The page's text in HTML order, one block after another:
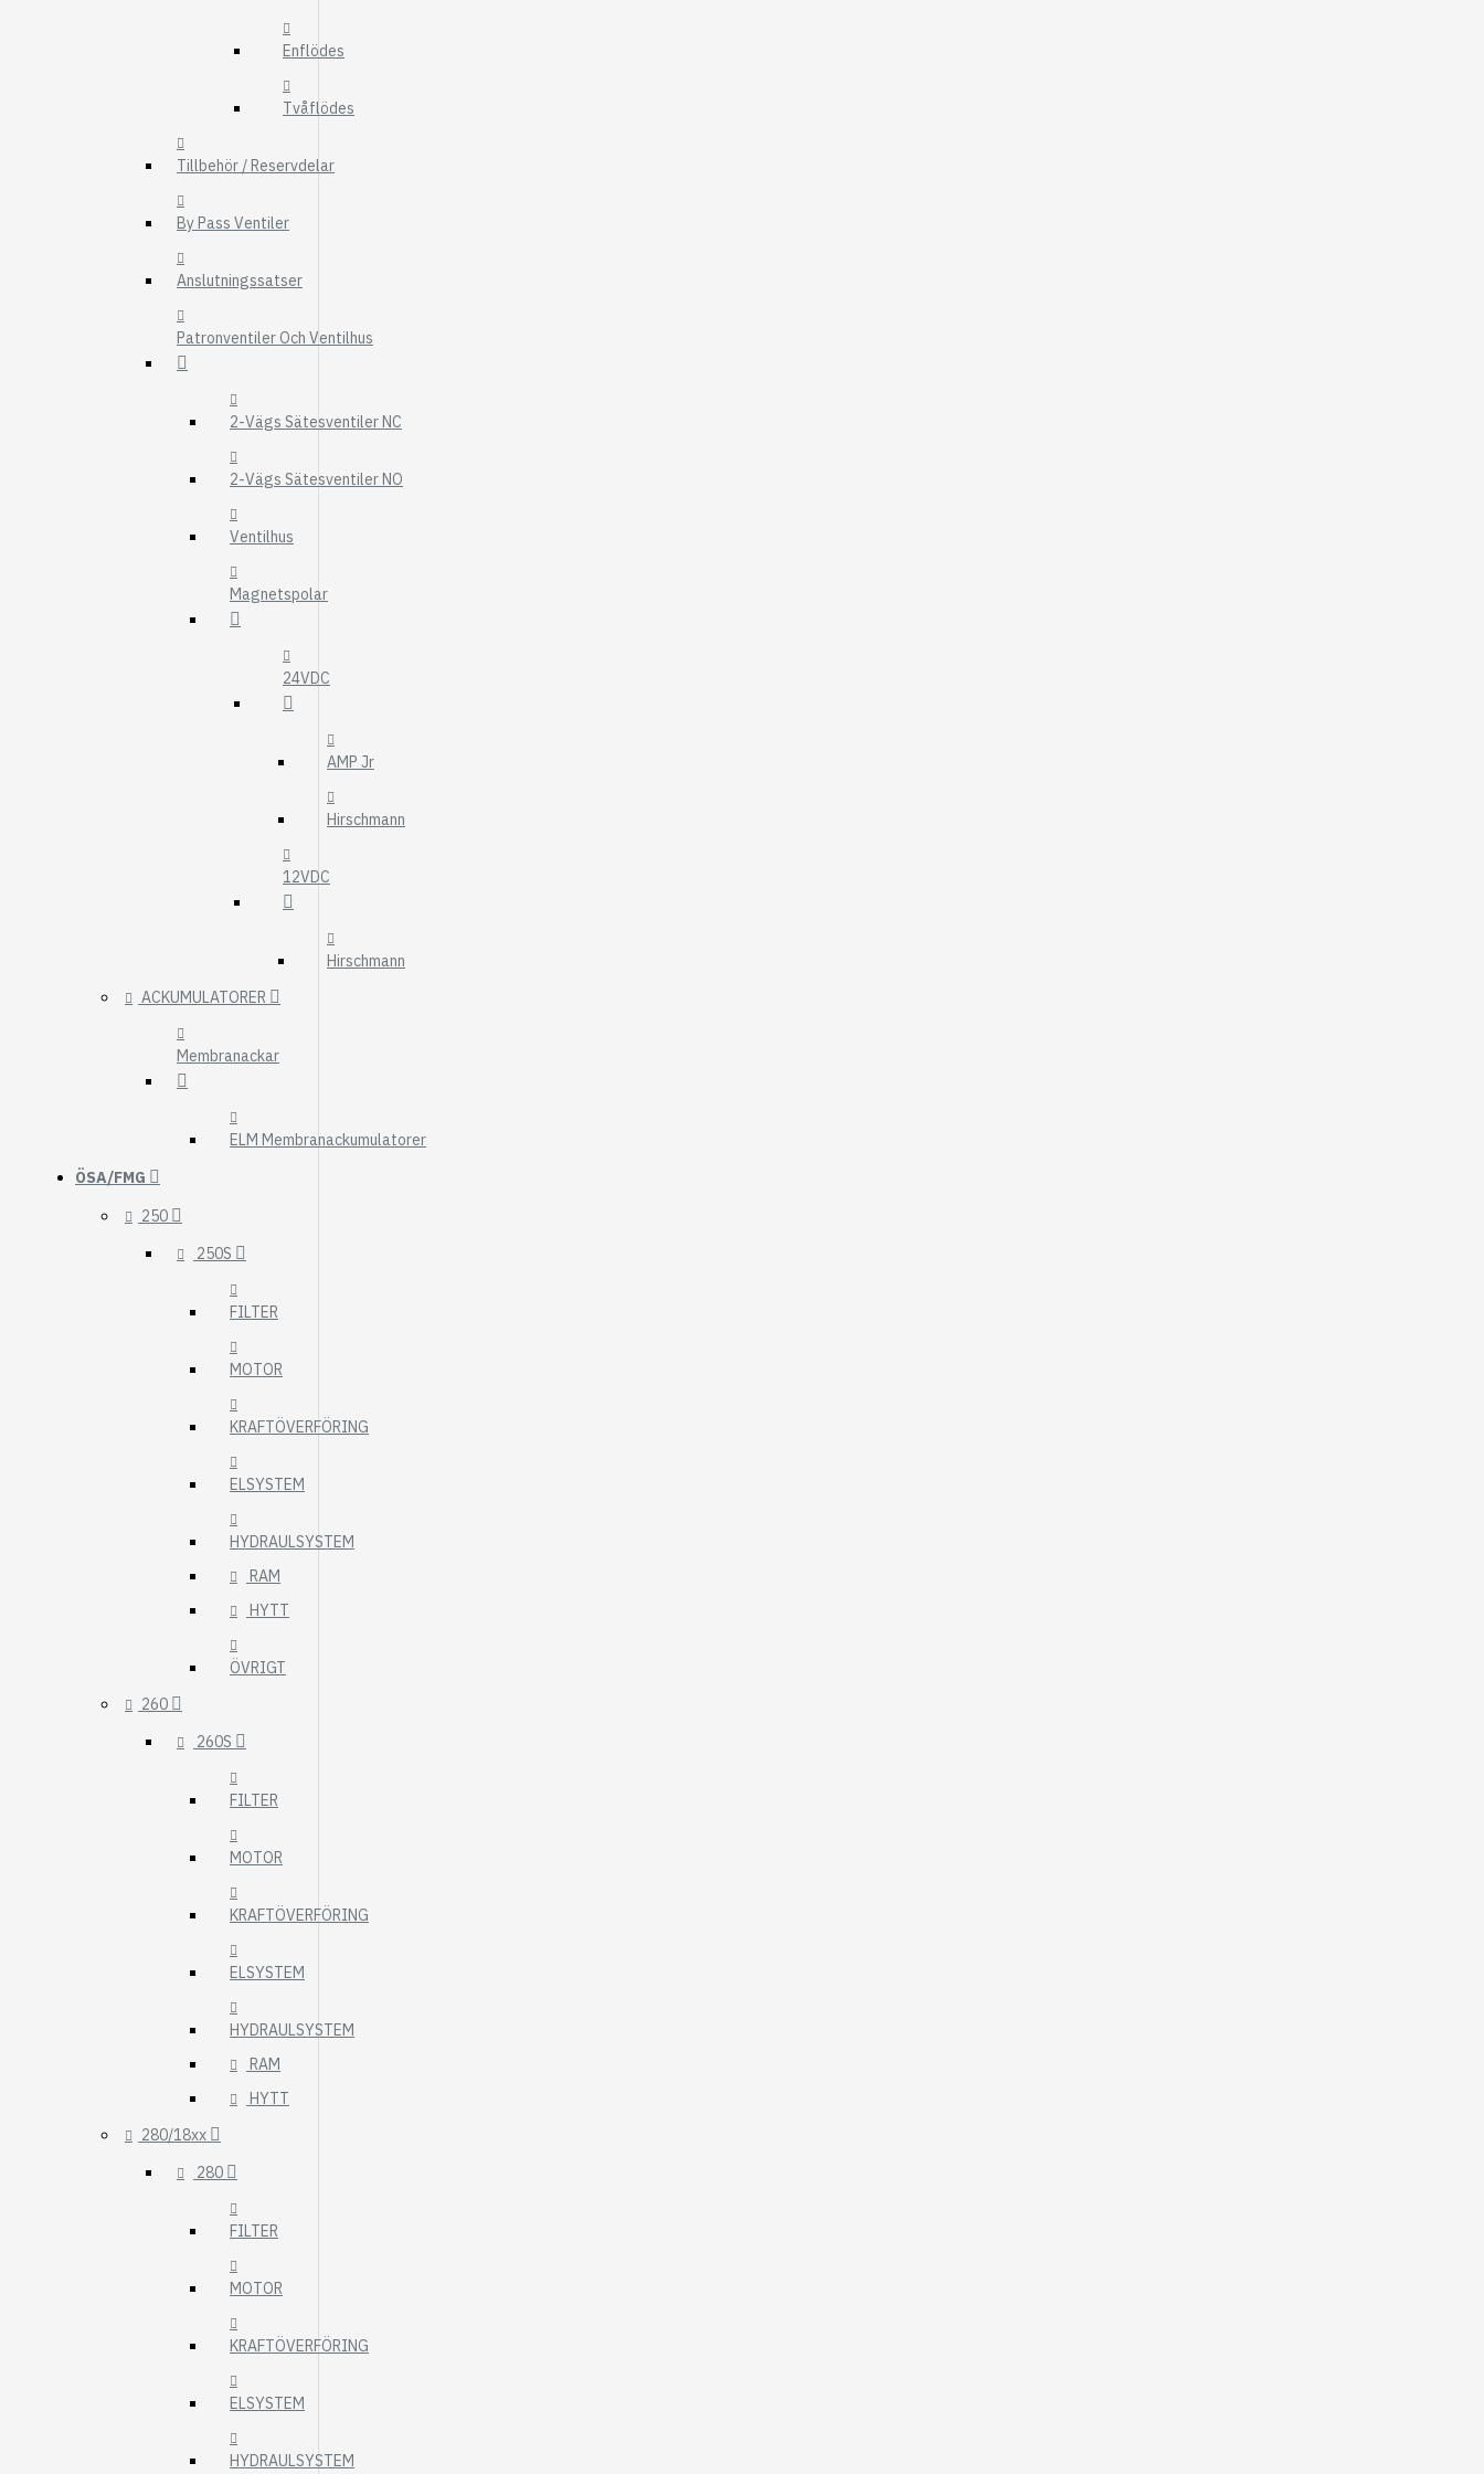
LUFTFILTER
Enflödes
Tvåflödes
Tillbehör / Reservdelar
By Pass Ventiler
Anslutningssatser
Patronventiler Och Ventilhus
2-Vägs Sätesventiler NC
2-Vägs Sätesventiler NO
Ventilhus
Magnetspolar
24VDC
AMP Jr
Hirschmann
12VDC
Hirschmann
ACKUMULATORER
Membranackar
ELM Membranackumulatorer
ÖSA/FMG
250
250S
FILTER
MOTOR
KRAFTÖVERFÖRING
ELSYSTEM
HYDRAULSYSTEM
RAM
HYTT
ÖVRIGT
260
260S
FILTER
MOTOR
KRAFTÖVERFÖRING
ELSYSTEM
HYDRAULSYSTEM
RAM
HYTT
280/18xx
280
FILTER
MOTOR
KRAFTÖVERFÖRING
ELSYSTEM
HYDRAULSYSTEM